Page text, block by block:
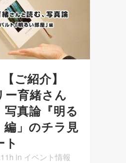
【ご紹介】
ー育緒さん
写真論『明る
編」のチラ見
in イベント情報